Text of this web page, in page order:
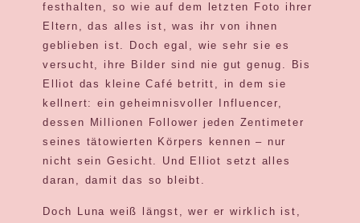
festhalten, so wie auf dem letzten Foto ihrer
Eltern, das alles ist, was ihr von ihnen
geblieben ist. Doch egal, wie sehr sie es
versucht, ihre Bilder sind nie gut genug. Bis
Elliot das kleine Café betritt, in dem sie
kellnert: ein geheimnisvoller Influencer,
dessen Millionen Follower jeden Zentimeter
seines tätowierten Körpers kennen – nur
nicht sein Gesicht. Und Elliot setzt alles
daran, damit das so bleibt.
Doch Luna weiß längst, wer er wirklich ist,